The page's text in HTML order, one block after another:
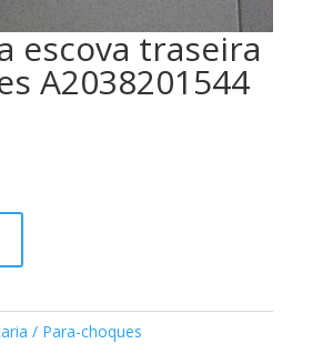
escova traseira
A2038201544
/ Para-choques